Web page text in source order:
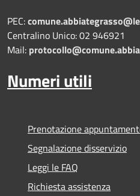
PEC:
Centralino Unico: 02 946921
Mail:
Numeri utili
Prenotazione
Segnalazione disservizio
Leggi le FAQ
Richiesta assistenza